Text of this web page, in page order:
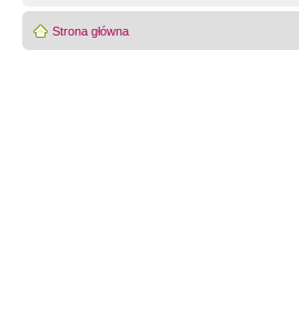
Strona główna